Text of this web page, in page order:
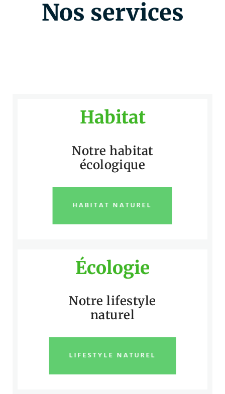
Nos services
Habitat
Notre habitat
écologique
HABITAT NATUREL
Écologie
Notre lifestyle
naturel
LIFESTYLE NATUREL